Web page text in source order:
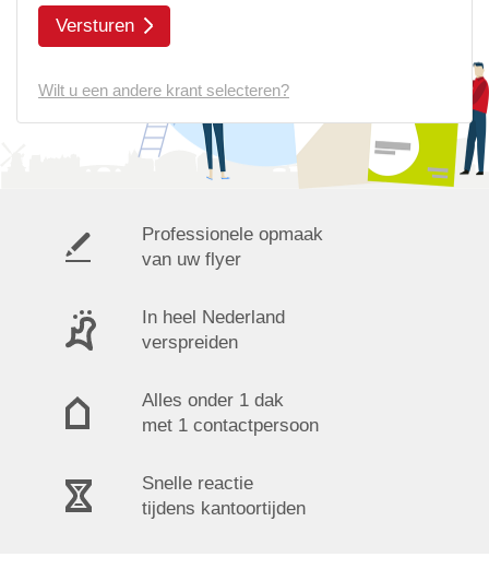
Versturen
Wilt u een andere krant selecteren?
Professionele opmaak
van uw flyer
In heel Nederland
verspreiden
Alles onder 1 dak
met 1 contactpersoon
Snelle reactie
tijdens kantoortijden